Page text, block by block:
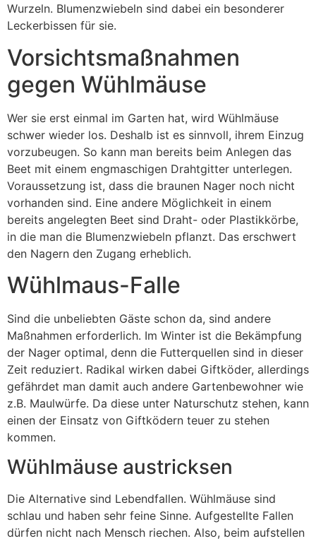
Wurzeln. Blumenzwiebeln sind dabei ein besonderer
Leckerbissen für sie.
Vorsichtsmaßnahmen
gegen Wühlmäuse
Wer sie erst einmal im Garten hat, wird Wühlmäuse
schwer wieder los. Deshalb ist es sinnvoll, ihrem Einzug
vorzubeugen. So kann man bereits beim Anlegen das
Beet mit einem engmaschigen Drahtgitter unterlegen.
Voraussetzung ist, dass die braunen Nager noch nicht
vorhanden sind. Eine andere Möglichkeit in einem
bereits angelegten Beet sind Draht- oder Plastikkörbe,
in die man die Blumenzwiebeln pflanzt. Das erschwert
den Nagern den Zugang erheblich.
Wühlmaus-Falle
Sind die unbeliebten Gäste schon da, sind andere
Maßnahmen erforderlich. Im Winter ist die Bekämpfung
der Nager optimal, denn die Futterquellen sind in dieser
Zeit reduziert. Radikal wirken dabei Giftköder, allerdings
gefährdet man damit auch andere Gartenbewohner wie
z.B. Maulwürfe. Da diese unter Naturschutz stehen, kann
einen der Einsatz von Giftködern teuer zu stehen
kommen.
Wühlmäuse austricksen
Die Alternative sind Lebendfallen. Wühlmäuse sind
schlau und haben sehr feine Sinne. Aufgestellte Fallen
dürfen nicht nach Mensch riechen. Also, beim aufstellen